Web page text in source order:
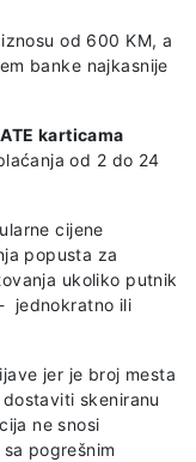
od 600 KM, a
banke najkasnije
karticama
od 2 do 24
cijene
popusta za
ukoliko putnik
jednokratno ili
jer je broj mesta
skeniranu
ne snosi
pogrešnim